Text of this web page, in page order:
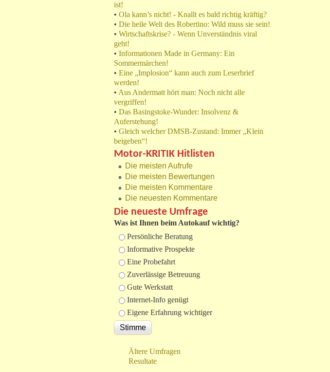
ist!
• Ola kann’s nicht! - Knallt es bald richtig kräftig?
• Die heile Welt des Robertino: Wild muss sie sein!
• Wirtschaftskrise? - Wenn Unverständnis viral
geht!
• Informationen Made in Germany: Ein
Sommermärchen!
• Eine „Implosion“ kann auch zum Leserbrief
werden!
• Aus Andermatt hört man: Noch nicht alle
vergriffen!
• Das Basingstoke-Wunder: Insolvenz &
Auferstehung!
• Gleich welcher DMSB-Zustand: Immer „Klein
beigeben“!
Motor-KRITIK Hitlisten
Die meisten Aufrufe
Die meisten Bewertungen
Die meisten Kommentare
Die neuesten Kommentare
Die neueste Umfrage
Was ist Ihnen beim Autokauf wichtig?
Auswahlmöglichkeiten
Persönliche Beratung
Informative Prospekte
Eine Probefahrt
Zuverlässige Betreuung
Gute Werkstatt
Internet-Info genügt
Eigene Erfahrung wichtiger
Ältere Umfragen
Resultate